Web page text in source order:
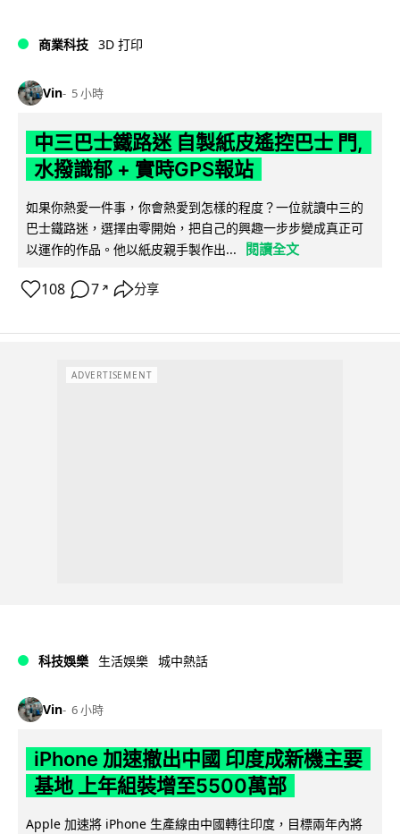
商業科技 3D 打印
Vin 5 小時
中三巴士鐵路迷 自製紙皮遙控巴士 門,
水撥識郁 + 實時GPS報站
如果你熱愛一件事，你會熱愛到怎樣的程度？一位就讀中三的
巴士鐵路迷，選擇由零開始，把自己的興趣一步步變成真正可
以運作的作品。他以紙皮親手製作出...
閱讀全文
108 7 ↗ 分享
ADVERTISEMENT
科技娛樂 生活娛樂 城中熱話
Vin 6 小時
iPhone 加速撤出中國 印度成新機主要
基地 上年組裝增至5500萬部
Apple 加速將 iPhone 生產線由中國轉往印度，目標兩年內將